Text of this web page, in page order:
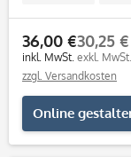
36,00 €
inkl. MwSt.
30,25 €
exkl. MwSt.
zzgl. Versandkosten
Online